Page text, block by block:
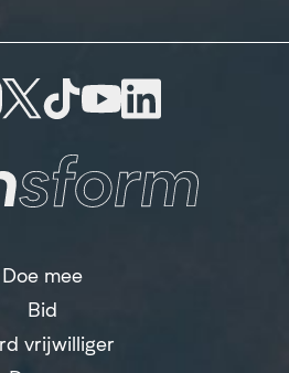
Doe mee
Bid
vrijwilliger